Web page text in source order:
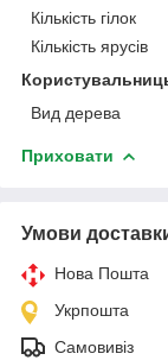
Кількість гілок
Кількість ярусів
Вид дерева
Приховати
Умови
Нова Пошта
Укрпошта
Самовивіз